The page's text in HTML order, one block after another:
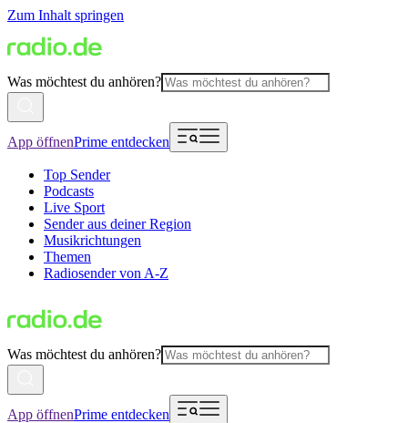
Zum Inhalt springen
Was möchtest du anhören?
App öffnenPrime entdecken
Top Sender
Podcasts
Live Sport
Sender aus deiner Region
Musikrichtungen
Themen
Radiosender von A-Z
Was möchtest du anhören?
App öffnenPrime entdecken